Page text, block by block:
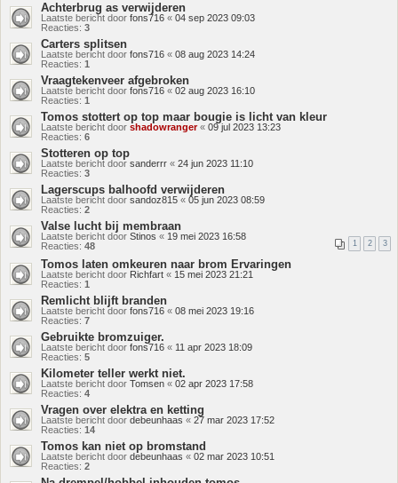
Achterbrug as verwijderen
Laatste bericht door fons716 « 04 sep 2023 09:03
Reacties: 3
Carters splitsen
Laatste bericht door fons716 « 08 aug 2023 14:24
Reacties: 1
Vraagtekenveer afgebroken
Laatste bericht door fons716 « 02 aug 2023 16:10
Reacties: 1
Tomos stottert op top maar bougie is licht van kleur
Laatste bericht door shadowranger« 09 jul 2023 13:23
Reacties: 6
Stotteren op top
Laatste bericht door sanderrr « 24 jun 2023 11:10
Reacties: 3
Lagerscups balhoofd verwijderen
Laatste bericht door sandoz815 « 05 jun 2023 08:59
Reacties: 2
Valse lucht bij membraan
Laatste bericht door Stinos « 19 mei 2023 16:58
Reacties: 48 1 2 3
Tomos laten omkeuren naar brom Ervaringen
Laatste bericht door Richfart « 15 mei 2023 21:21
Reacties: 1
Remlicht blijft branden
Laatste bericht door fons716 « 08 mei 2023 19:16
Reacties: 7
Gebruikte bromzuiger.
Laatste bericht door fons716 « 11 apr 2023 18:09
Reacties: 5
Kilometer teller werkt niet.
Laatste bericht door Tomsen « 02 apr 2023 17:58
Reacties: 4
Vragen over elektra en ketting
Laatste bericht door debeunhaas « 27 mar 2023 17:52
Reacties: 14
Tomos kan niet op bromstand
Laatste bericht door debeunhaas « 02 mar 2023 10:51
Reacties: 2